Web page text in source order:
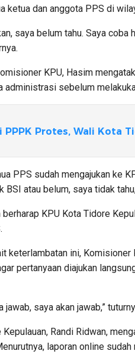
ketua dan anggota PPS di
saya belum tahu. Saya
KPU, Hasim
administrasi sebelum
PPPK Protes, Wali Kota
PPS sudah mengajukan ke
BSI atau belum, saya tidak
KPU Kota Tidore
keterlambatan ini, Komisioner
pertanyaan diajukan
jawab, saya akan jawab,”
Randi Ridwan,
laporan online